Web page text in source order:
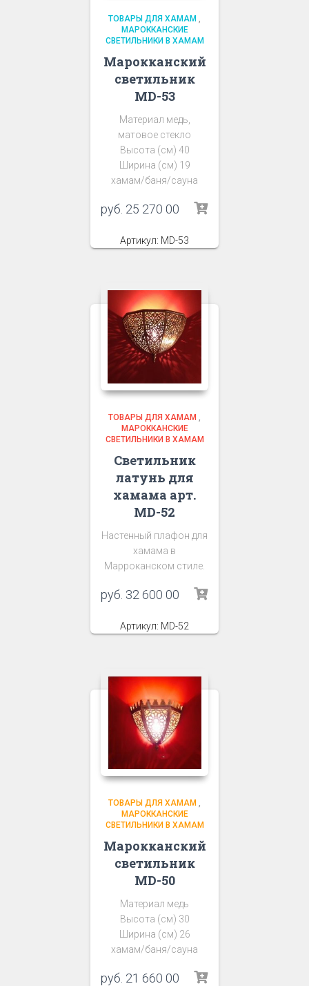
ТОВАРЫ ДЛЯ ХАМАМ
МАРОККАНСКИЕ
СВЕТИЛЬНИКИ В ХАМАМ
Марокканский
светильник
MD-53
Материал медь,
матовое стекло
Высота (см) 40
Ширина (см) 19
хамам/баня/сауна
руб. 25 270 00
Артикул: MD-53
ТОВАРЫ ДЛЯ ХАМАМ
МАРОККАНСКИЕ
СВЕТИЛЬНИКИ В ХАМАМ
Светильник
латунь для
хамама арт.
MD-52
Настенный плафон для
хамама в
Марроканском стиле.
руб. 32 600 00
Артикул: MD-52
ТОВАРЫ ДЛЯ ХАМАМ
МАРОККАНСКИЕ
СВЕТИЛЬНИКИ В ХАМАМ
Марокканский
светильник
MD-50
Материал медь
Высота (см) 30
Ширина (см) 26
хамам/баня/сауна
руб. 21 660 00